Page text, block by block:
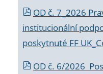
OD č. 7_2026
institucionální
poskytnuté FF
OD č. 6/2026